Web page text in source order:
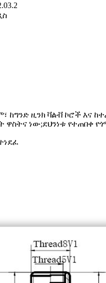
ከግንድ ዚንክ ቫልቭ ኮሮች እና
ዋስትና ነው;ደህንነቱ የተጠበቀ